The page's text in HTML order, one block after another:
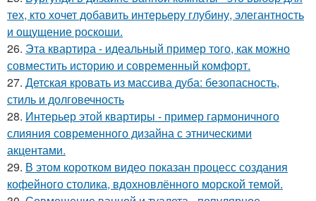
тех, кто хочет добавить интерьеру глубину, элегантность
и ощущение роскоши.
26. Эта квартира - идеальный пример того, как можно
совместить историю и современный комфорт.
27. Детская кровать из массива дуба: безопасность,
стиль и долговечность
28. Интерьер этой квартиры - пример гармоничного
слияния современного дизайна с этническими
акцентами.
29. В этом коротком видео показан процесс создания
кофейного столика, вдохновлённого морской темой.